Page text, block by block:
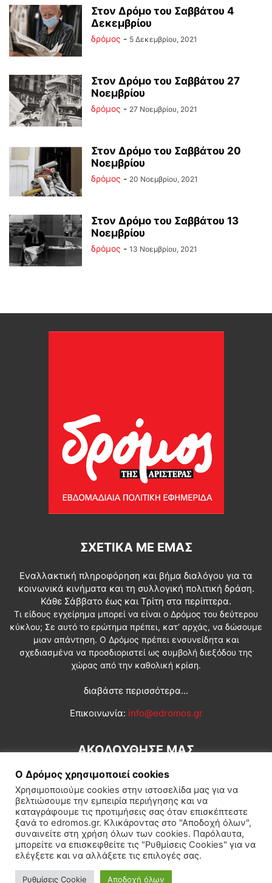
Στον Δρόμο του Σαββάτου 4
Δεκεμβρίου
δρόμος - 5 Δεκεμβρίου, 2021
Στον Δρόμο του Σαββάτου 27
Νοεμβρίου
δρόμος - 27 Νοεμβρίου, 2021
Στον Δρόμο του Σαββάτου 20
Νοεμβρίου
δρόμος - 20 Νοεμβρίου, 2021
Στον Δρόμο του Σαββάτου 13
Νοεμβρίου
δρόμος - 13 Νοεμβρίου, 2021
ΣΧΕΤΙΚΆ ΜΕ ΕΜΆΣ
Εναλλακτική πληροφόρηση και βήμα διαλόγου για τα
κοινωνικά κινήματα και τη συλλογική πολιτική δράση.
Κάθε Σάββατο έως και Τρίτη στα περίπτερα.
Τι είδους εγχείρημα μπορεί να είναι ο Δρόμος του δεύτερου
κύκλου; Σε αυτό το ερώτημα πρέπει, κατ’ αρχάς, να δώσουμε
μιαν απάντηση. Ο Δρόμος πρέπει ενσυνείδητα και
σχεδιασμένα να προσδιοριστεί ως συμβολή διεξόδου της
χώρας από την καθολική κρίση.
διαβάστε περισσότερα...
Επικοινωνία: info@edromos.gr
ΑΚΟΛΟΥΘΗΣΕ ΜΑΣ
Εγγραφή συνδρομητή Πολιτική Διεθνή Κοινωνία
Πολιτισμός Αφιερώματα
Ο Δρόμος χρησιμοποιεί cookies
Χρησιμοποιούμε cookies στην ιστοσελίδα μας για να
βελτιώσουμε την εμπειρία περιήγησης και να
καταγράφουμε τις προτιμήσεις σας όταν επισκέπτεστε
ξανά το edromos.gr. Κλικάροντας στο "Αποδοχή όλων",
συναινείτε στη χρήση όλων των cookies. Παρόλαυτα,
μπορείτε να επισκεφθείτε τις "Ρυθμίσεις Cookies" για να
ελέγξετε και να αλλάξετε τις επιλογές σας.
Ρυθμίσεις Cookie Αποδοχή όλων